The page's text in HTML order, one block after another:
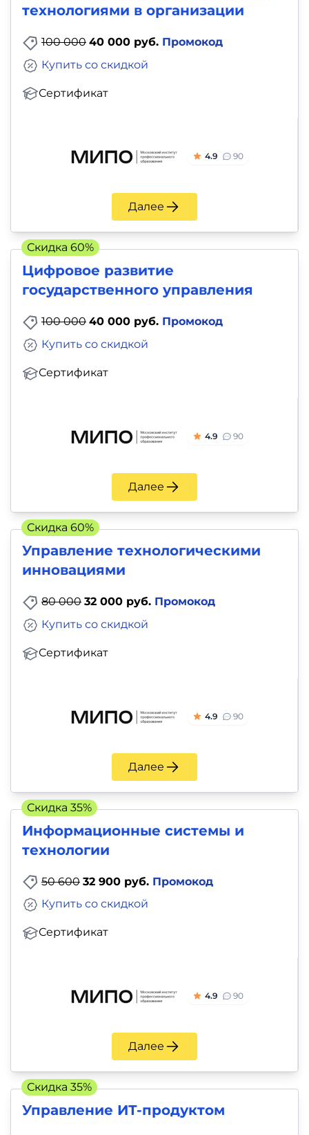
технологиями в организации
100 000 40 000 руб. Промокод
Сертификат
Купить со скидкой
4.9 90
Далее
Цифровое развитие
государственного управления
100 000 40 000 руб. Промокод
Сертификат
Купить со скидкой
4.9 90
Далее
Скидка 60%
Управление технологическими
инновациями
80 000 32 000 руб. Промокод
Сертификат
Купить со скидкой
4.9 90
Далее
Скидка 60%
Информационные системы и
технологии
50 600 32 900 руб. Промокод
Сертификат
Купить со скидкой
4.9 90
Далее
Скидка 35%
Управление ИТ-продуктом
Скидка 35%